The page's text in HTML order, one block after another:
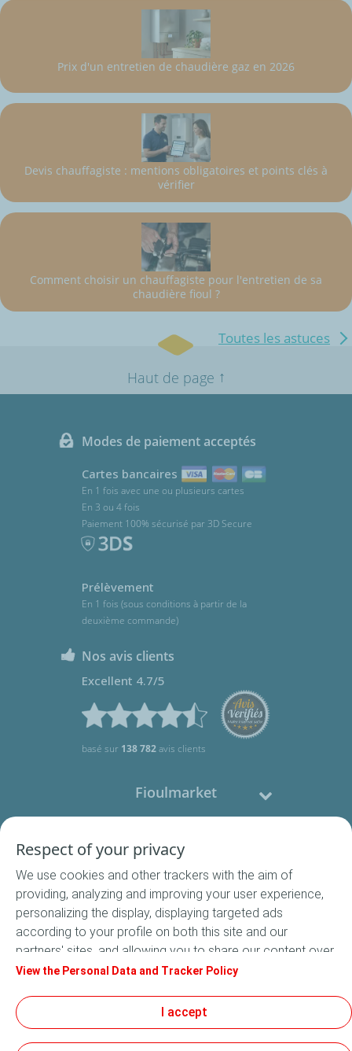
Prix d'un entretien de chaudière gaz en 2026
Devis chauffagiste : mentions obligatoires et points clés à
vérifier
Comment choisir un chauffagiste pour l'entretien de sa
chaudière fioul ?
Toutes les astuces
Haut de page ↑
Modes de paiement acceptés
Cartes bancaires
En 1 fois avec une ou plusieurs cartes
En 3 ou 4 fois
Paiement 100% sécurisé par 3D Secure
Prélèvement
En 1 fois (sous conditions à partir de la
deuxième commande)
Nos avis clients
Excellent 4.7/5
basé sur 138 782avis clients
Fioulmarket
Nous contacter
Suivez-nous
Conditions Générales de Vente
Respect of your privacy
We use cookies and other trackers with the aim of
providing, analyzing and improving your user experience,
personalizing the display, displaying targeted ads
according to your profile on both this site and our
partners' sites, and allowing you to share our content over
social media. In accordance with French legislation,
default. You can change your cookie settings at any time
by clicking on the "Manage my cookies" button. By clicking
on the "Accept" button, you agree that we may store all
View the Personal Data and Tracker Policy
I accept